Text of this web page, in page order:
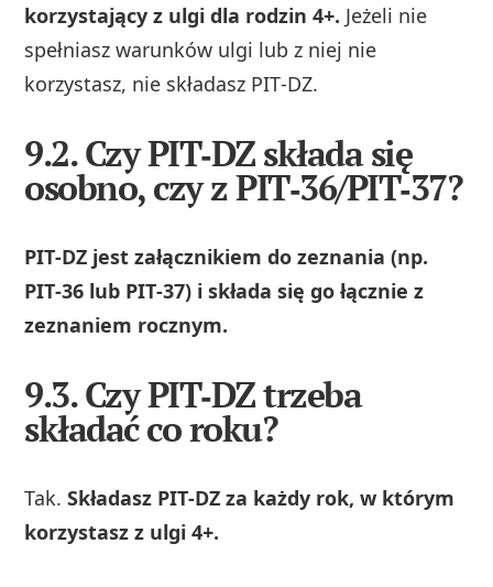
korzystający z ulgi dla rodzin 4+. Jeżeli nie
spełniasz warunków ulgi lub z niej nie
korzystasz, nie składasz PIT‑DZ.
9.2. Czy PIT‑DZ składa się
osobno, czy z PIT‑36/PIT‑37?
PIT‑DZ jest załącznikiem do zeznania (np.
PIT‑36 lub PIT‑37) i składa się go łącznie z
zeznaniem rocznym.
9.3. Czy PIT‑DZ trzeba
składać co roku?
Tak.Składasz PIT‑DZ za każdy rok, w którym
korzystasz z ulgi 4+.